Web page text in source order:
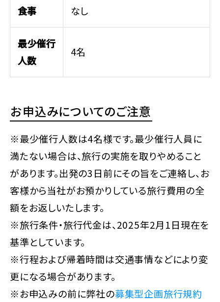
食事 なし
最少催行
人数
4名
お申込みについてのご注意
※最少催行人数は4名様です。最少催行人員に
満たない場合は、旅行の実施を取りやめること
があります。出発の3日前にその旨をご連絡し、お
客様から当社がお預かりしている旅行費用の全
額をお返しいたします。
※旅行条件・旅行代金は、2025年2月1日現在を
基準としています。
※行程および帰着時間は交通事情などにより変
更になる場合があります。
※お申込みの前に弊社の募集型企画旅行規約